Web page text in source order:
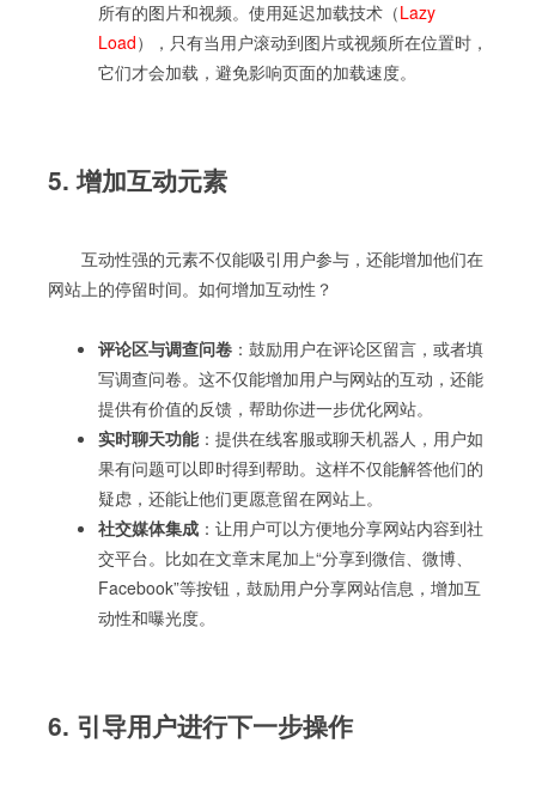
所有的图片和视频。使用延迟加载技术（Lazy
Load），只有当用户滚动到图片或视频所在位置时，
它们才会加载，避免影响页面的加载速度。
5. 增加互动元素
互动性强的元素不仅能吸引用户参与，还能增加他们在
网站上的停留时间。如何增加互动性？
评论区与调查问卷 ：鼓励用户在评论区留言，或者填
写调查问卷。这不仅能增加用户与网站的互动，还能
提供有价值的反馈，帮助你进一步优化网站。
实时聊天功能：提供在线客服或聊天机器人，用户如
果有问题可以即时得到帮助。这样不仅能解答他们的
疑虑，还能让他们更愿意留在网站上。
社交媒体集成 ：让用户可以方便地分享网站内容到社
交平台。比如在文章末尾加上“分享到微信、微博、
Facebook”等按钮，鼓励用户分享网站信息，增加互
动性和曝光度。
6. 引导用户进行下一步操作